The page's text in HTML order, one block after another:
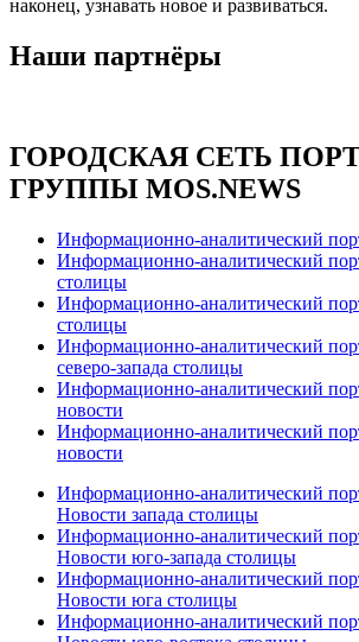
наконец, узнавать новое и развиваться.
Наши партнёры
ГОРОДСКАЯ СЕТЬ
ГРУППЫ MOS.NEWS
Информационно-аналитический
Информационно-аналитический
столицы
Информационно-аналитический
столицы
Информационно-аналитический
северо-запада столицы
Информационно-аналитический
новости
Информационно-аналитический
новости
Информационно-аналитический
Новости запада столицы
Информационно-аналитический
Новости юго-запада столицы
Информационно-аналитический
Новости юга столицы
Информационно-аналитический